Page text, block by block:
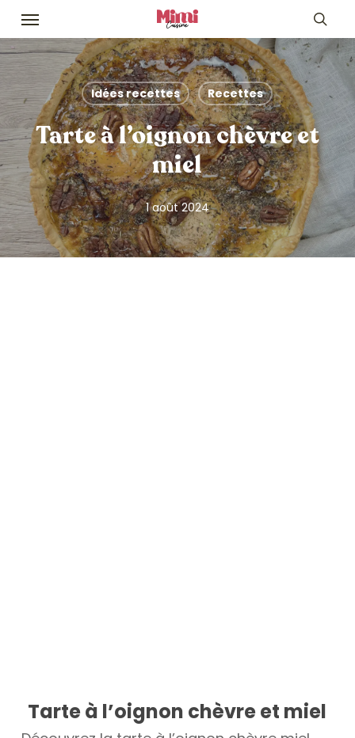
Skip
main
content
Menu
Idées recettes Recettes
Tarte à l’oignon chèvre et
miel
1 août 2024
Tarte à l’oignon chèvre et miel